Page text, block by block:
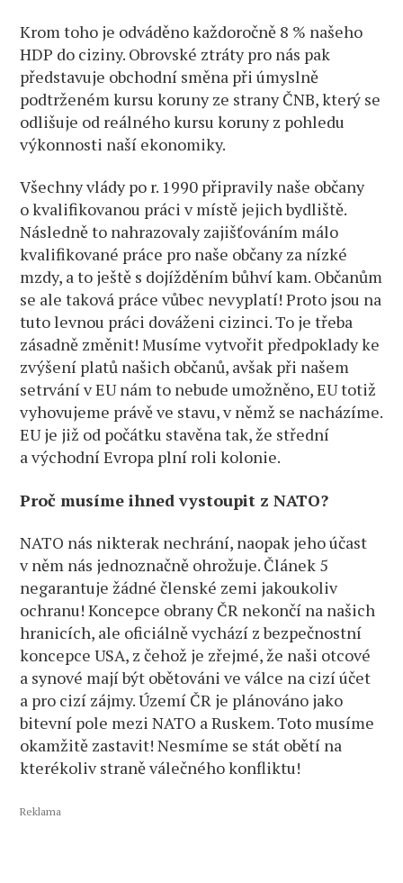
Krom toho je odváděno každoročně 8 % našeho
HDP do ciziny. Obrovské ztráty pro nás pak
představuje obchodní směna při úmyslně
podtrženém kursu koruny ze strany ČNB, který se
odlišuje od reálného kursu koruny z pohledu
výkonnosti naší ekonomiky.
Všechny vlády po r. 1990 připravily naše občany
o kvalifikovanou práci v místě jejich bydliště.
Následně to nahrazovaly zajišťováním málo
kvalifikované práce pro naše občany za nízké
mzdy, a to ještě s dojížděním bůhví kam. Občanům
se ale taková práce vůbec nevyplatí! Proto jsou na
tuto levnou práci dováženi cizinci. To je třeba
zásadně změnit! Musíme vytvořit předpoklady ke
zvýšení platů našich občanů, avšak při našem
setrvání v EU nám to nebude umožněno, EU totiž
vyhovujeme právě ve stavu, v němž se nacházíme.
EU je již od počátku stavěna tak, že střední
a východní Evropa plní roli kolonie.
Proč musíme ihned vystoupit z NATO?
NATO nás nikterak nechrání, naopak jeho účast
v něm nás jednoznačně ohrožuje. Článek 5
negarantuje žádné členské zemi jakoukoliv
ochranu! Koncepce obrany ČR nekončí na našich
hranicích, ale oficiálně vychází z bezpečnostní
koncepce USA, z čehož je zřejmé, že naši otcové
a synové mají být obětováni ve válce na cizí účet
a pro cizí zájmy. Území ČR je plánováno jako
bitevní pole mezi NATO a Ruskem. Toto musíme
okamžitě zastavit! Nesmíme se stát obětí na
kterékoliv straně válečného konfliktu!
Reklama